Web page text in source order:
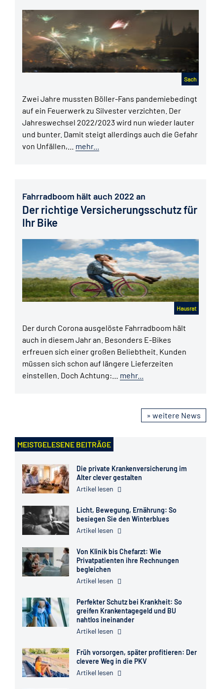
Sach
Zwei Jahre mussten Böller-Fans pandemiebedingt
auf ein Feuerwerk zu Silvester verzichten. Der
Jahreswechsel 2022/2023 wird nun wieder lauter
und bunter. Damit steigt allerdings auch die Gefahr
von Unfällen,… mehr...
Fahrradboom hält auch 2022 an
Der richtige Versicherungsschutz für
Ihr Bike
Hausrat
Der durch Corona ausgelöste Fahrradboom hält
auch in diesem Jahr an. Besonders E-Bikes
erfreuen sich einer großen Beliebtheit. Kunden
müssen sich schon auf längere Lieferzeiten
einstellen. Doch Achtung:… mehr...
» weitere News
MEISTGELESENE BEITRÄGE
Die private Krankenversicherung im
Alter clever gestalten
Artikel lesen
Licht, Bewegung, Ernährung: So
besiegen Sie den Winterblues
Artikel lesen
Von Klinik bis Chefarzt: Wie
Privatpatienten ihre Rechnungen
begleichen
Artikel lesen
Perfekter Schutz bei Krankheit: So
greifen Krankentagegeld und BU
nahtlos ineinander
Artikel lesen
Früh vorsorgen, später profitieren: Der
clevere Weg in die PKV
Artikel lesen